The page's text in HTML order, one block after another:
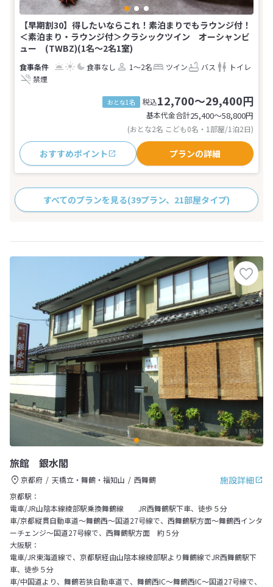
【早期割30】得したいならこれ！素泊まりでもラウンジ付！
＜素泊まり・ラウンジ付＞クラシックツイン オーシャンビ
ュー (TWBZ)(1名～2名1室)
食事なし 1～2名 ツイン バス
トイレ
禁煙
おとな1名 税込12,700～29,400円
基本代金合計25,400〜58,800円
(おとな2名 こども0名・1部屋/1泊2日)
おすすめポイント プランの詳細
すべてのプランを見る(39プラン、21部屋タイプ)
旅館 銀水閣
施設詳細
京都府 天橋立・舞鶴・福知山
西舞鶴
京都駅：
電車/JR山陰本線綾部駅乗換舞鶴線 JR西舞鶴駅下車、徒歩５分
車/京都縦貫自動車道～舞鶴西～国道27号線で、西舞鶴駅方面～舞鶴西インタ
ーチェンジ～国道27号線で、西舞鶴駅方面 約５分
大阪駅：
電車/JR東海道線で、京都駅経由山陰本線綾部駅より舞鶴線でJR西舞鶴駅下
車、徒歩５分
車/中国道より、舞鶴若狭自動車道で、舞鶴西IC～舞鶴西IC～国道27号線で、